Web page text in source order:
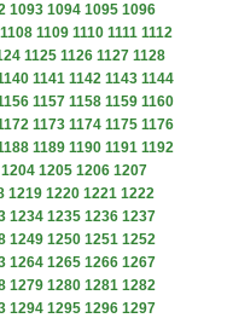
1093 1094 1095 1096
1108 1109 1110 1111 1112
1125 1126 1127 1128
1141 1142 1143 1144
1157 1158 1159 1160
1173 1174 1175 1176
1189 1190 1191 1192
1204 1205 1206 1207
1219 1220 1221 1222
1234 1235 1236 1237
1249 1250 1251 1252
1264 1265 1266 1267
1279 1280 1281 1282
1294 1295 1296 1297